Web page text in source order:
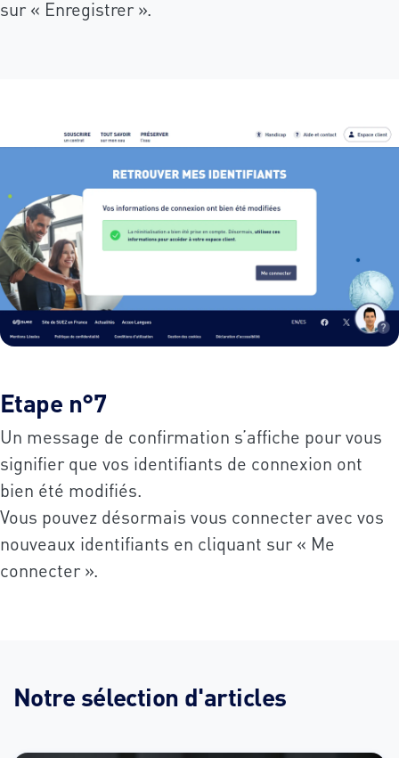
sur « Enregistrer ».
Etape n°7
Un message de confirmation s’affiche pour vous
signifier que vos identifiants de connexion ont
bien été modifiés.
Vous pouvez désormais vous connecter avec vos
nouveaux identifiants en cliquant sur « Me
connecter ».
Notre sélection d'articles